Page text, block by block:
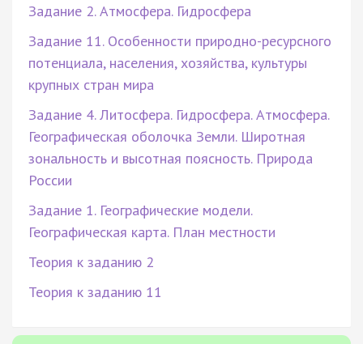
Задание 2. Атмосфера. Гидросфера
Задание 11. Особенности природно-ресурсного
потенциала, населения, хозяйства, культуры
крупных стран мира
Задание 4. Литосфера. Гидросфера. Атмосфера.
Географическая оболочка Земли. Широтная
зональность и высотная поясность. Природа
России
Задание 1. Географические модели.
Географическая карта. План местности
Теория к заданию 2
Теория к заданию 11